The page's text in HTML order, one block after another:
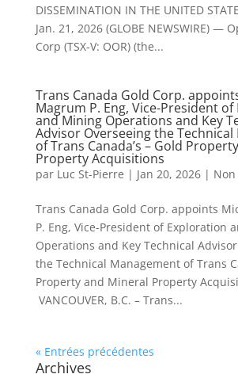
DISSEMINATION IN THE UNITED
Jan. 21, 2026 (GLOBE NEWSWIRE) —
Corp (TSX-V: OOR) (the...
Trans Canada Gold Corp.
Magrum P. Eng, Vice-President
and Mining Operations and Key
Advisor Overseeing the
of Trans Canada’s – Gold
Property Acquisitions
par Luc St-Pierre | Jan 20, 2026| Non
Trans Canada Gold Corp. appoints
P. Eng, Vice-President of Exploration
Operations and Key Technical
the Technical Management of Trans
Property and Mineral Property
VANCOUVER, B.C. – Trans...
« Entrées précédentes
Archives